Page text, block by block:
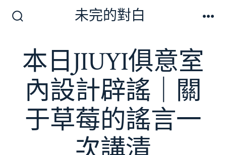
換
開
未完的對白
本日JIUYI俱意室
內設計辟謠｜關
于草莓的謠言一